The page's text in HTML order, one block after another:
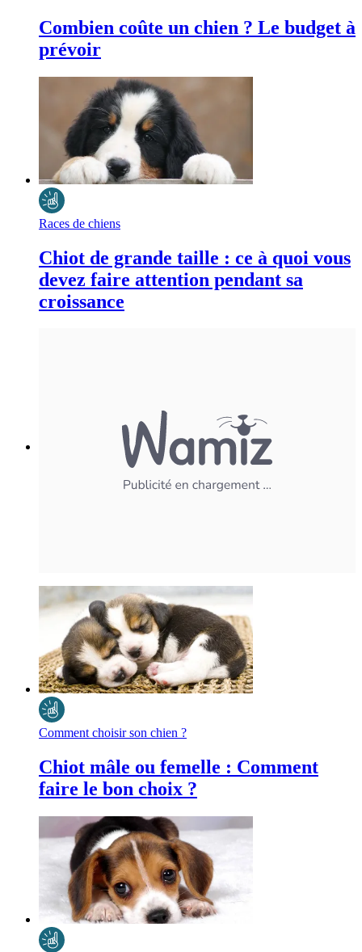
Combien coûte un chien ? Le budget à
prévoir
Races de chiens
Chiot de grande taille : ce à quoi vous
devez faire attention pendant sa
croissance
Comment choisir son chien ?
Chiot mâle ou femelle : Comment
faire le bon choix ?